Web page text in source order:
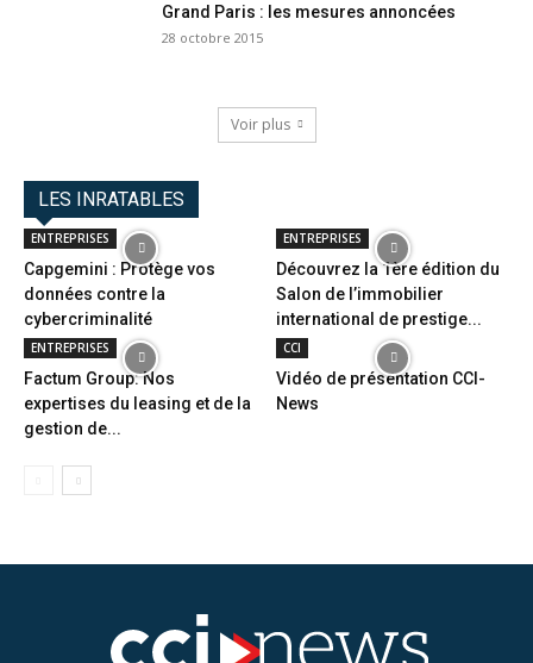
Grand Paris : les mesures annoncées
28 octobre 2015
Voir plus
LES INRATABLES
ENTREPRISES
Capgemini : Protège vos
données contre la
cybercriminalité
ENTREPRISES
Découvrez la 1ère édition du
Salon de l’immobilier
international de prestige...
ENTREPRISES
Factum Group: Nos
expertises du leasing et de la
gestion de...
CCI
Vidéo de présentation CCI-
News